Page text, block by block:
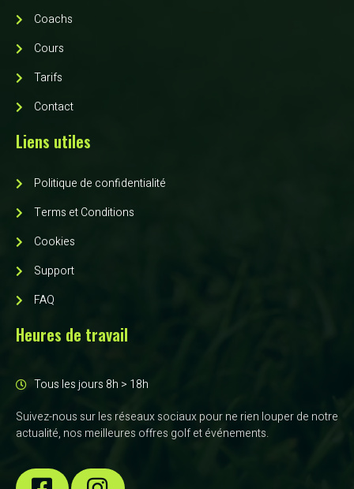
Coachs
Cours
Tarifs
Contact
Liens utiles
Politique de confidentialité
Terms et Conditions
Cookies
Support
FAQ
Heures de travail
Tous les jours 8h > 18h
Suivez-nous sur les réseaux sociaux pour ne rien louper de notre
actualité, nos meilleures offres golf et événements.